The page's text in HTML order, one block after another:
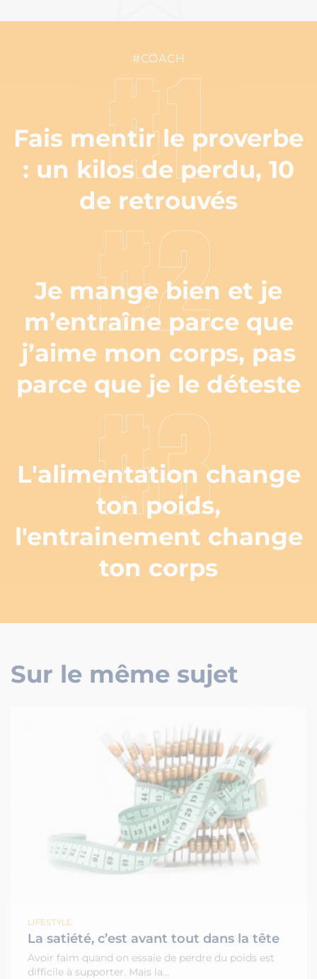
#COACH
#1
Fais mentir le proverbe
: un kilos de perdu, 10
de retrouvés
#2
Je mange bien et je
m’entraîne parce que
j’aime mon corps, pas
parce que je le déteste
#3
L'alimentation change
ton poids,
l'entrainement change
ton corps
Sur le même sujet
LIFESTYLE
La satiété, c’est avant tout dans la tête
Avoir faim quand on essaie de perdre du poids est
difficile à supporter. Mais la…